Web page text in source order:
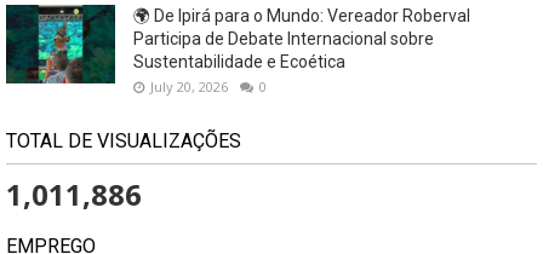
🌍 De Ipirá para o Mundo: Vereador Roberval
Participa de Debate Internacional sobre
Sustentabilidade e Ecoética
July 20, 2026 0
TOTAL DE VISUALIZAÇÕES
1,011,886
EMPREGO